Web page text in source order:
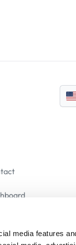
media features